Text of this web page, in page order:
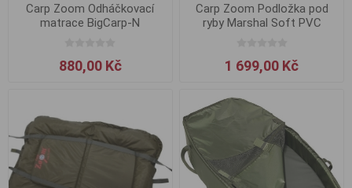
Carp Zoom Odháčkovací
matrace BigCarp-N
880,00 Kč
Carp Zoom Podložka pod
ryby Marshal Soft PVC
1 699,00 Kč